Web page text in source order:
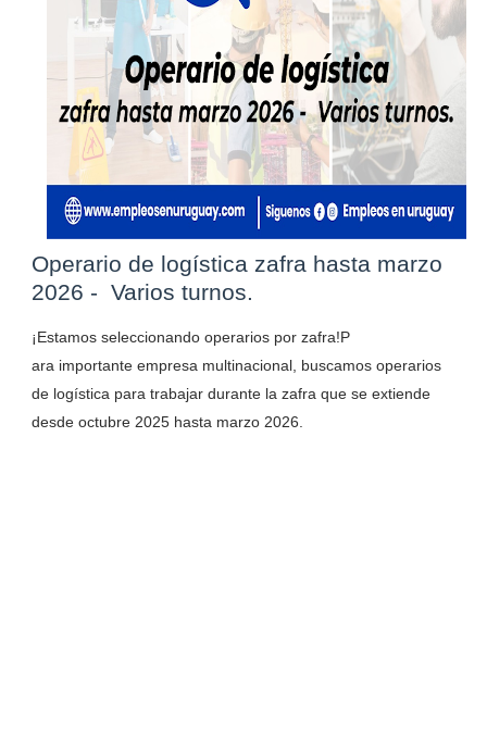
Operario de logística zafra hasta marzo
2026 - Varios turnos.
¡Estamos seleccionando operarios por zafra!P
ara importante empresa multinacional, buscamos operarios
de logística para trabajar durante la zafra que se extiende
desde octubre 2025 hasta marzo 2026.